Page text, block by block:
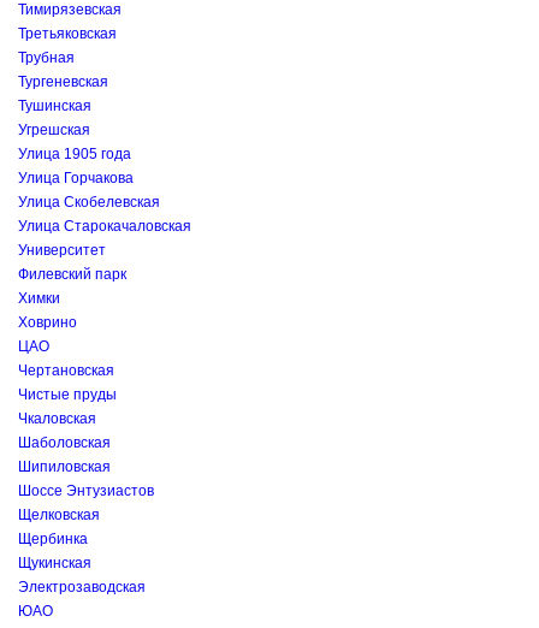
Тимирязевская
Третьяковская
Трубная
Тургеневская
Тушинская
Угрешская
Улица 1905 года
Улица Горчакова
Улица Скобелевская
Улица Старокачаловская
Университет
Филевский парк
Химки
Ховрино
ЦАО
Чертановская
Чистые пруды
Чкаловская
Шаболовская
Шипиловская
Шоссе Энтузиастов
Щелковская
Щербинка
Щукинская
Электрозаводская
ЮАО